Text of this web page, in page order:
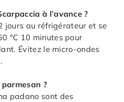
à l’avance ?
jours au réfrigérateur et se
°C 10 minutes pour
Évitez le micro-ondes
?
padano sont des